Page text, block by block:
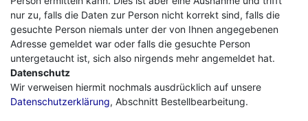
nur zu, falls die Daten zur Person nicht korrekt sind, falls die
gesuchte Person niemals unter der von Ihnen angegebenen
Adresse gemeldet war oder falls die gesuchte Person
untergetaucht ist, sich also nirgends mehr angemeldet hat.
Datenschutz
Wir verweisen hiermit nochmals ausdrücklich auf unsere
Datenschutzerklärung, Abschnitt Bestellbearbeitung.